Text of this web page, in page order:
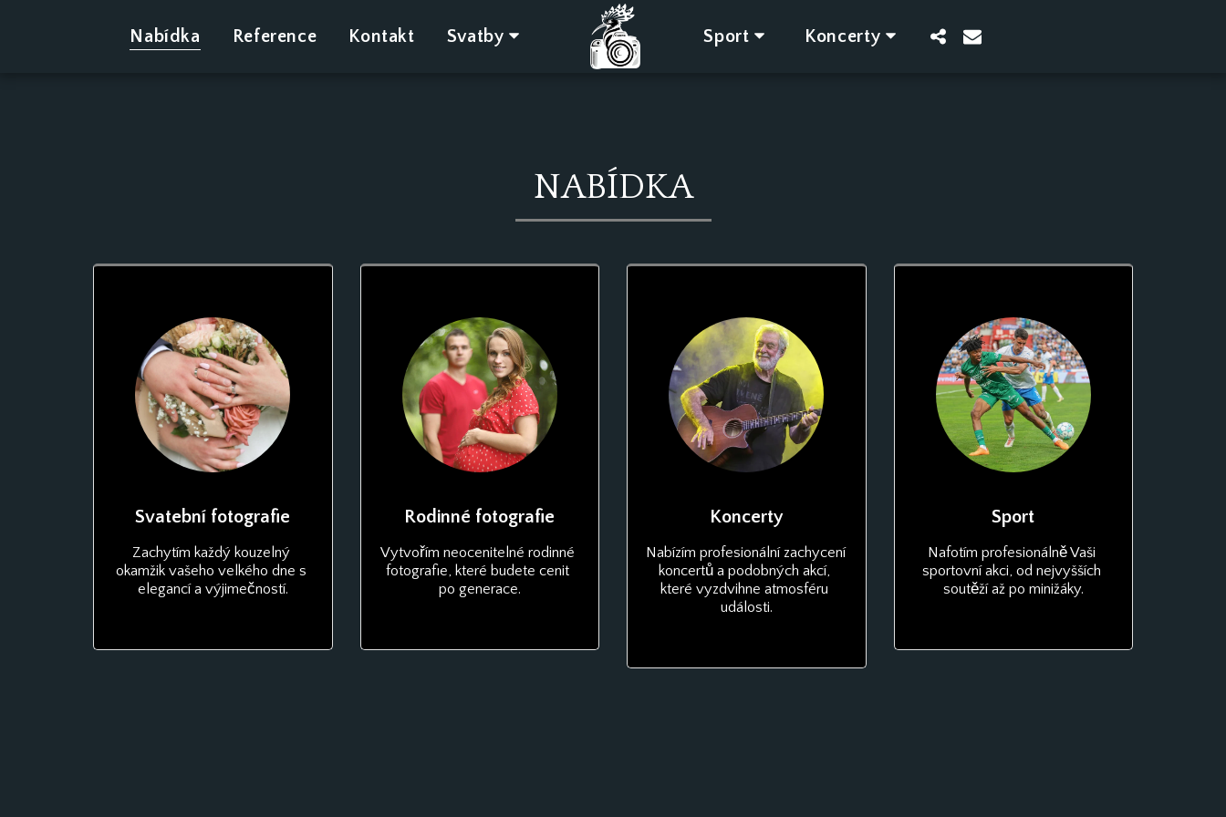
Nabídka Reference Kontakt Svatby Sport Koncerty
NABÍDKA
Svatební fotografie
Zachytím každý kouzelný
okamžik vašeho velkého dne s
elegancí a výjimečností.
Rodinné fotografie
Vytvořím neocenitelné rodinné
fotografie, které budete cenit
po generace.
Koncerty
Nabízím profesionální zachycení
koncertů a podobných akcí,
které vyzdvihne atmosféru
události.
Sport
Nafotím profesionálně Vaši
sportovní akci, od nejvyšších
soutěží až po minižáky.